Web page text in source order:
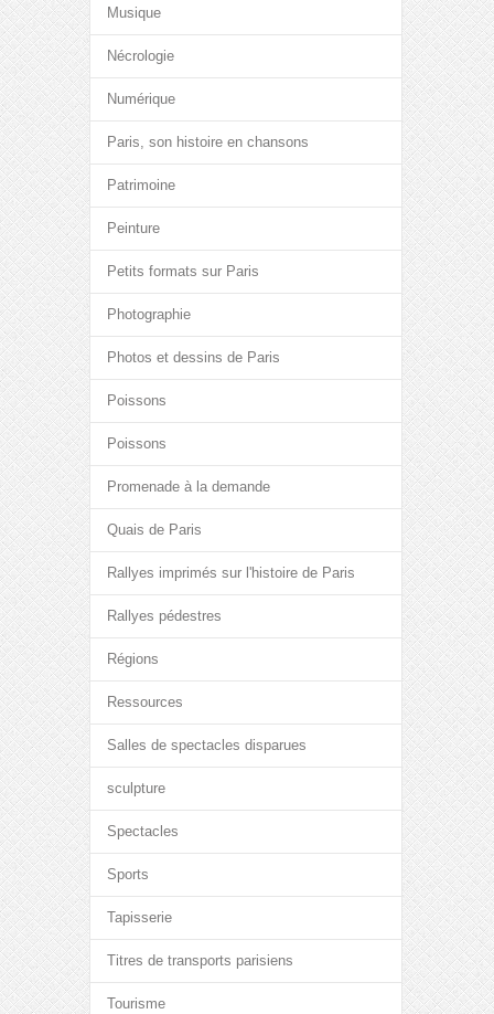
Musique
Nécrologie
Numérique
Paris, son histoire en chansons
Patrimoine
Peinture
Petits formats sur Paris
Photographie
Photos et dessins de Paris
Poissons
Poissons
Promenade à la demande
Quais de Paris
Rallyes imprimés sur l'histoire de Paris
Rallyes pédestres
Régions
Ressources
Salles de spectacles disparues
sculpture
Spectacles
Sports
Tapisserie
Titres de transports parisiens
Tourisme